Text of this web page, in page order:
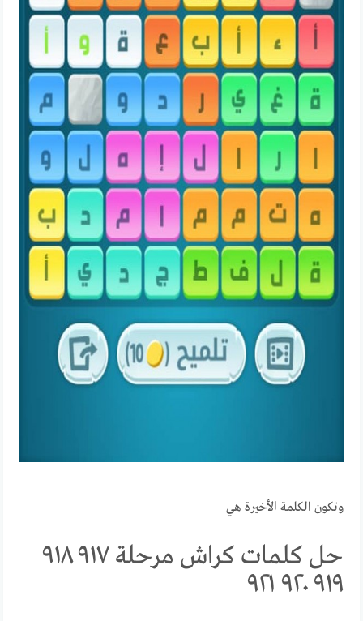
وتكون الكلمة الأخيرة هي
حل كلمات كراش مرحلة ٩١٧ ٩١٨
٩١٩ ٩٢٠ ٩٢١